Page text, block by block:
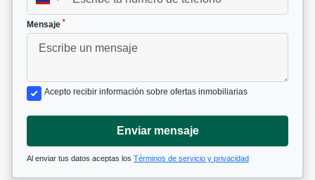
Mensaje *
Acepto recibir información sobre ofertas inmobiliarias
Enviar mensaje
Al enviar tus datos aceptas los Términos de servicio y privacidad